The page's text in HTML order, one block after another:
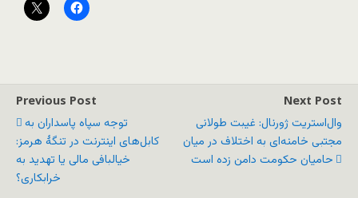
Previous Post
توجه سپاه پاسداران به
کابل‌های اینترنت در تنگۀ هرمز:
خیالبافی‌ مالی یا تهدید به
خرابکاری؟
Next Post
وال‌استریت ژورنال: غیبت طولانی
مجتبی خامنه‌ای به اختلاف در میان
حامیان حکومت دامن زده است